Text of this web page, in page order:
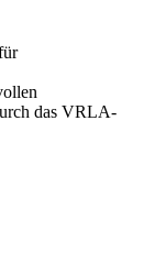
das VRLA-